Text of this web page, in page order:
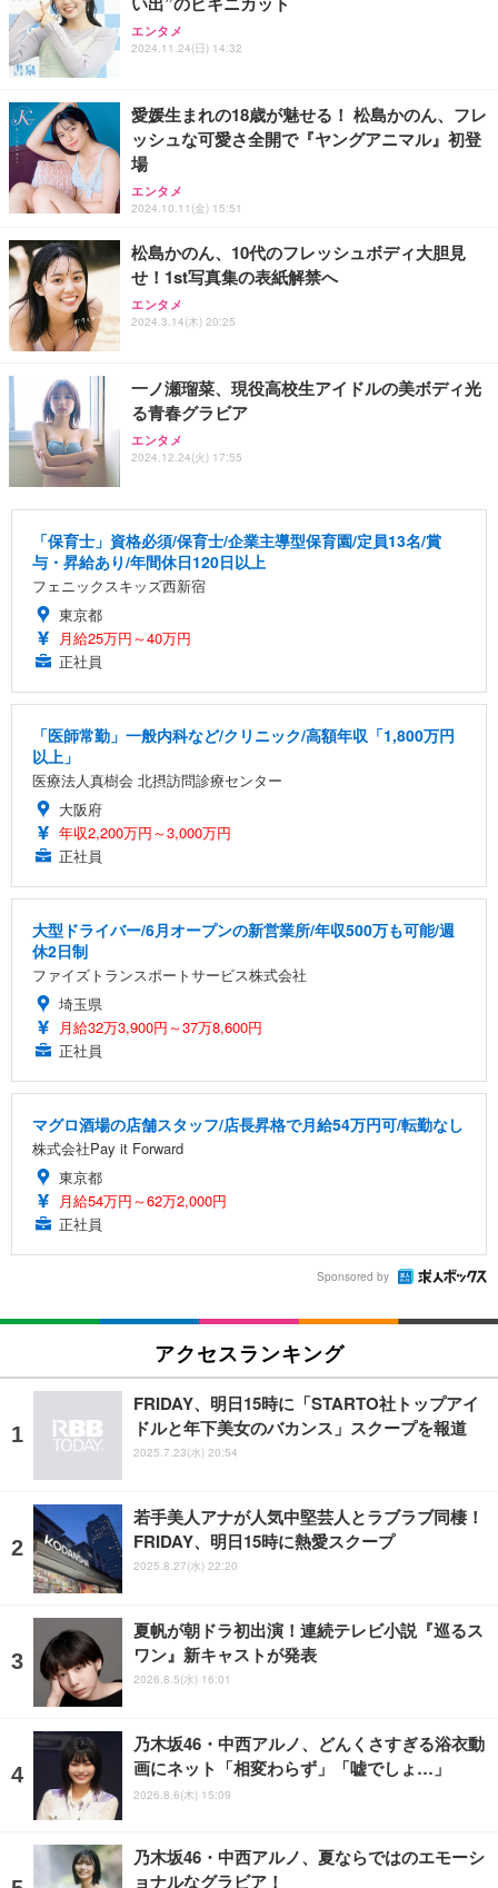
エンタメ
2024.11.24(日) 14:32
愛媛生まれの18歳が魅せる！ 松島かのん、フレ
ッシュな可愛さ全開で『ヤングアニマル』初登
場
エンタメ
2024.10.11(金) 15:51
松島かのん、10代のフレッシュボディ大胆見
せ！1st写真集の表紙解禁へ
エンタメ
2024.3.14(木) 20:25
一ノ瀬瑠菜、現役高校生アイドルの美ボディ光
る青春グラビア
エンタメ
2024.12.24(火) 17:55
「保育士」資格必須/保育士/企業主導型保育園/定員13名/賞
与・昇給あり/年間休日120日以上
フェニックスキッズ西新宿
東京都
月給25万円～40万円
正社員
「医師常勤」一般内科など/クリニック/高額年収「1,800万円
以上」
医療法人真樹会 北摂訪問診療センター
大阪府
年収2,200万円～3,000万円
正社員
大型ドライバー/6月オープンの新営業所/年収500万も可能/週
休2日制
ファイズトランスポートサービス株式会社
埼玉県
月給32万3,900円～37万8,600円
正社員
マグロ酒場の店舗スタッフ/店長昇格で月給54万円可/転勤なし
株式会社Pay it Forward
東京都
月給54万円～62万2,000円
正社員
Sponsored by
アクセスランキング
FRIDAY、明日15時に「STARTO社トップアイ
ドルと年下美女のバカンス」スクープを報道
2025.7.23(水) 20:54
若手美人アナが人気中堅芸人とラブラブ同棲！
FRIDAY、明日15時に熱愛スクープ
2025.8.27(水) 22:20
夏帆が朝ドラ初出演！連続テレビ小説『巡るス
ワン』新キャストが発表
2026.8.5(水) 16:01
乃木坂46・中西アルノ、どんくさすぎる浴衣動
画にネット「相変わらず」「嘘でしょ…」
2026.8.6(木) 15:09
乃木坂46・中西アルノ、夏ならではのエモーシ
ョナルなグラビア！